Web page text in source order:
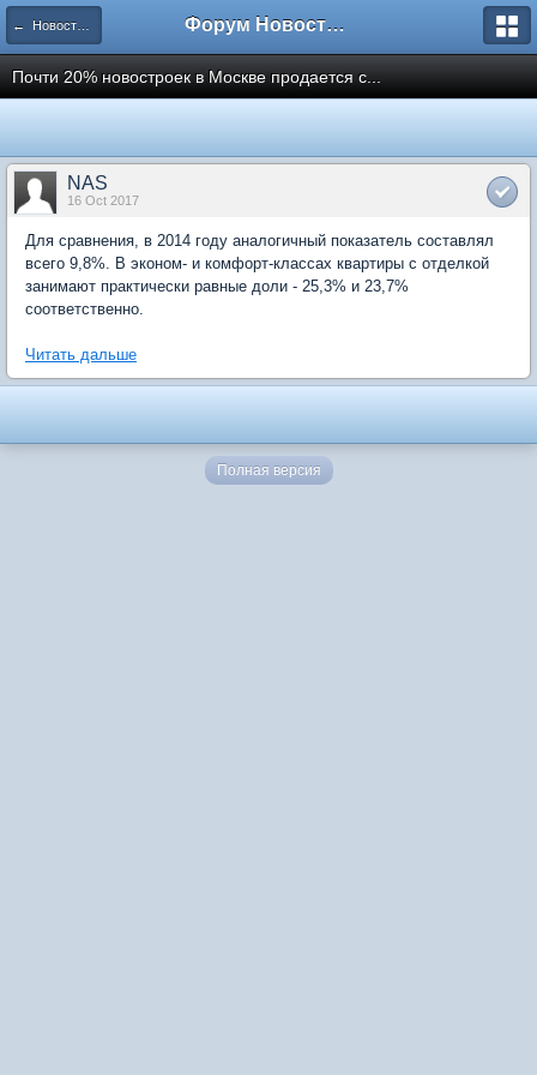
← Новости рынка недвижимости Форум Новостройки
Почти 20% новостроек в Москве продается с...
NAS
16 Oct 2017
Для сравнения, в 2014 году аналогичный показатель составлял
всего 9,8%. В эконом- и комфорт-классах квартиры с отделкой
занимают практически равные доли - 25,3% и 23,7%
соответственно.
Читать дальше
Полная версия